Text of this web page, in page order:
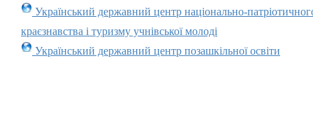
Український державний центр національно-
краєзнавства і туризму учнівської молоді
Український державний центр позашкільної освіти